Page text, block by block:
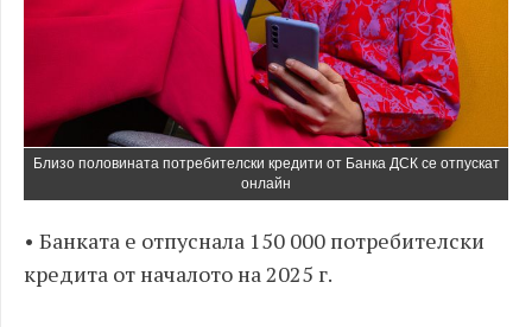
Близо половината потребителски кредити от Банка ДСК се отпускат
онлайн
• Банката е отпуснала 150 000 потребителски
кредита от началото на 2025 г.